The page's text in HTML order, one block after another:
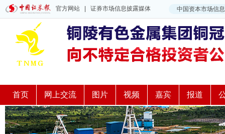
首页 网上交流 图片 视频 嘉宾 报道